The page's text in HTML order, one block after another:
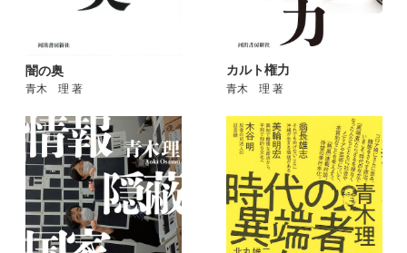
闇の奥
青木 理 著
カルト権力
青木 理 著